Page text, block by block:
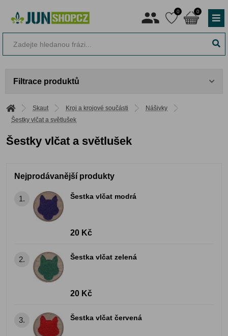
0 0
Filtrace produktů
Skaut Kroj a krojové součásti
Nášivky
Šestky vlčat a světlušek
Šestky vlčat a světlušek
Nejprodávanější produkty
1. Šestka vlčat modrá
20 Kč
2. Šestka vlčat zelená
20 Kč
3. Šestka vlčat červená